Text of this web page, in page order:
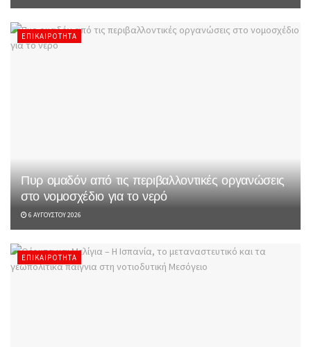
ΕΠΙΚΑΙΡΌΤΗΤΑ
Πυρ ομαδόν από τις περιβαλλοντικές οργανώσεις
στο νομοσχέδιο για το νερό
6 ΑΥΓΟΎΣΤΟΥ 2026
ΕΠΙΚΑΙΡΌΤΗΤΑ